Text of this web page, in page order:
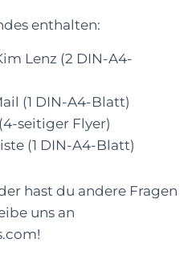
enthalten:
Lenz (2 DIN-A4-
(1 DIN-A4-Blatt)
seitiger Flyer)
(1 DIN-A4-Blatt)
hast du andere Fragen
uns an